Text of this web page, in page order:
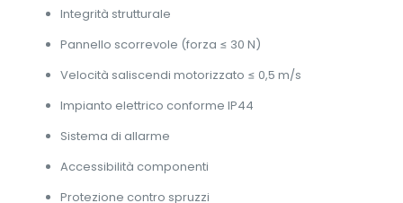
Integrità strutturale
Pannello scorrevole (forza ≤ 30 N)
Velocità saliscendi motorizzato ≤ 0,5 m/s
Impianto elettrico conforme IP44
Sistema di allarme
Accessibilità componenti
Protezione contro spruzzi